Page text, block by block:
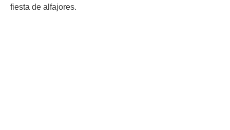
fiesta de alfajores.